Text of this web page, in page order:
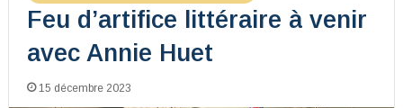
Feu d’artifice littéraire à venir
avec Annie Huet
15 décembre 2023